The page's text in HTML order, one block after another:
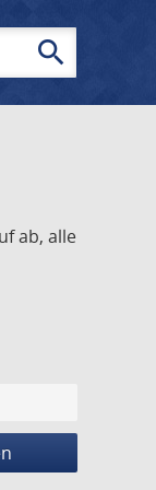
search
ab, alle